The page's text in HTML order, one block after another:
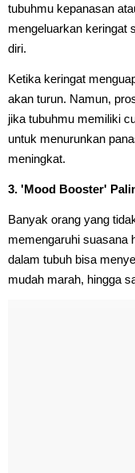
tubuhmu kepanasan
mengeluarkan keringat
diri.
Ketika keringat
akan turun. Namun,
jika tubuhmu memiliki
untuk menurunkan
meningkat.
3. 'Mood Booster'
Banyak orang yang
memengaruhi suasana
dalam tubuh bisa
mudah marah, hingga